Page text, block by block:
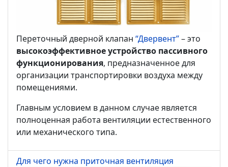
Переточный дверной клапан “Двервент”– это
высокоэффективное устройство пассивного
функционирования, предназначенное для
организации транспортировки воздуха между
помещениями.
Главным условием в данном случае является
полноценная работа вентиляции естественного
или механического типа.
Для чего нужна приточная вентиляция